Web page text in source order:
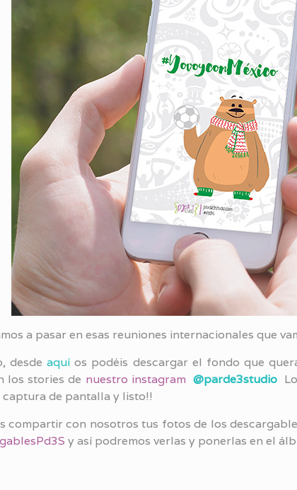
a pasar en esas reuniones internacionales que
desdeaquí os podéis descargar el fondo que
los stories de nuestro instagram @parde3studio
de pantalla y listo!!
compartir con nosotros tus fotos de los
y así podremos verlas y ponerlas en el